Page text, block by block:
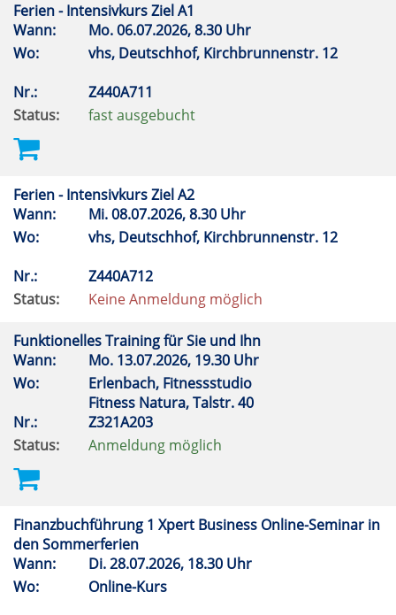
Ferien - Intensivkurs Ziel A1
Wann:
Mo.06.07.2026, 8.30 Uhr
Wo:
vhs, Deutschhof, Kirchbrunnenstr. 12
Nr.:
Z440A711
Status:
fast ausgebucht
Ferien - Intensivkurs Ziel A2
Wann:
Mi.08.07.2026, 8.30 Uhr
Wo:
vhs, Deutschhof, Kirchbrunnenstr. 12
Nr.:
Z440A712
Status:
Keine Anmeldung möglich
Funktionelles Training für Sie und Ihn
Wann:
Mo. 13.07.2026, 19.30 Uhr
Wo:
Erlenbach, Fitnessstudio
Fitness Natura, Talstr. 40
Nr.:
Z321A203
Status:
Anmeldung möglich
Finanzbuchführung 1 Xpert Business Online-Seminar in
den Sommerferien
Wann:
Di.28.07.2026, 18.30 Uhr
Wo:
Online-Kurs